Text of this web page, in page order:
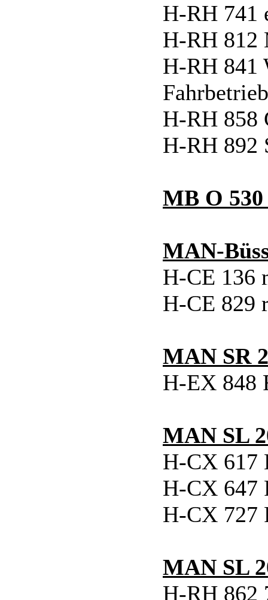
H-RH 741
H-RH 812
H-RH 841
H-RH 858
H-RH 892
MB O
MAN-
H-CE 136
H-CE 829
MAN SR
H-EX 848
MAN SL
H-CX 617
H-CX 647
H-CX 727
MAN SL
H-RH 862